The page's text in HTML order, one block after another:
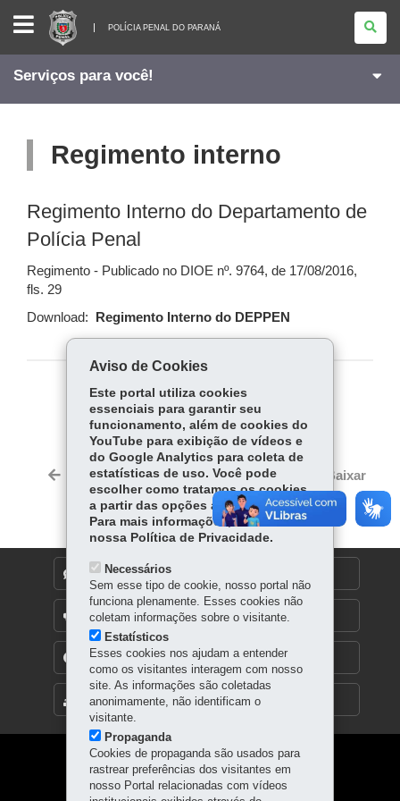
POLÍCIA
PENAL
DO
PARANÁ
POLÍCIA PENAL DO PARANÁ
Serviços para você!
Regimento interno
Regimento Interno do Departamento de
Polícia Penal
Regimento - Publicado no DIOE nº. 9764, de 17/08/2016,
fls. 29
Download:
Regimento Interno do DEPPEN
COMPARTILHE:
Fa
ce
bo
ok
Tw
er
W
ha
ts
Ap
p
Voltar Início Imprimir Baixar
MAPA DO SITE
DENUNCIE CORRUPÇÃO
OUVIDORIA
TRANSPARÊNCIA INSTITUCIONAL
Navegação
Aviso de Cookies
Este portal utiliza cookies
essenciais para garantir seu
funcionamento, além de cookies do
YouTube para exibição de vídeos e
do Google Analytics para coleta de
estatísticas de uso. Você pode
escolher como tratamos os cookies
a partir das opções abaixo.
Para mais informações, acesse
nossa Política de Privacidade.
Necessários
Sem esse tipo de cookie, nosso portal não
funciona plenamente. Esses cookies não
coletam informações sobre o visitante.
Estatísticos
Esses cookies nos ajudam a entender
como os visitantes interagem com nosso
site. As informações são coletadas
anonimamente, não identificam o
visitante.
Propaganda
Cookies de propaganda são usados para
rastrear preferências dos visitantes em
nosso Portal relacionadas com vídeos